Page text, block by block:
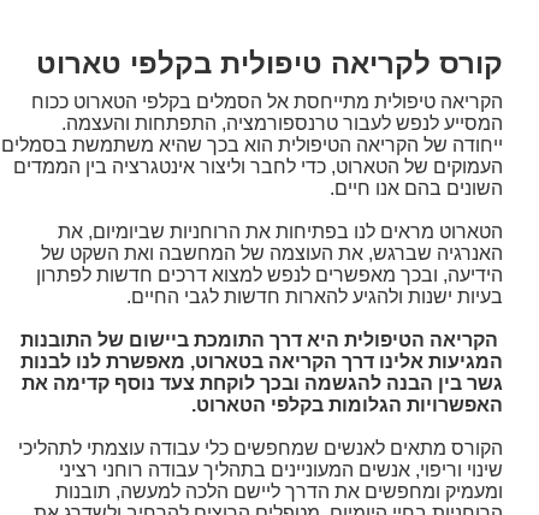
קורס לקריאה טיפולית בקלפי טארוט
הקריאה טיפולית מתייחסת אל הסמלים בקלפי הטארוט ככוח
המסייע לנפש לעבור טרנספורמציה, התפתחות והעצמה.
ייחודה של הקריאה הטיפולית הוא בכך שהיא משתמשת בסמלים
העמוקים של הטארוט, כדי לחבר וליצור אינטגרציה בין הממדים
השונים בהם אנו חיים.
הטארוט מראים לנו בפתיחות את הרוחניות שביומיום, את
האנרגיה שברגש, את העוצמה של המחשבה ואת השקט של
הידיעה, ובכך מאפשרים לנפש למצוא דרכים חדשות לפתרון
בעיות ישנות ולהגיע להארות חדשות לגבי החיים.
הקריאה הטיפולית היא דרך התומכת ביישום של התובנות
המגיעות אלינו דרך הקריאה בטארוט, מאפשרת לנו לבנות
גשר בין הבנה להגשמה ובכך לוקחת צעד נוסף קדימה את
האפשרויות הגלומות בקלפי הטארוט.
הקורס מתאים לאנשים שמחפשים כלי עבודה עוצמתי לתהליכי
שינוי וריפוי, אנשים המעוניינים בתהליך עבודה רוחני רציני
ומעמיק ומחפשים את הדרך ליישם הלכה למעשה, תובנות